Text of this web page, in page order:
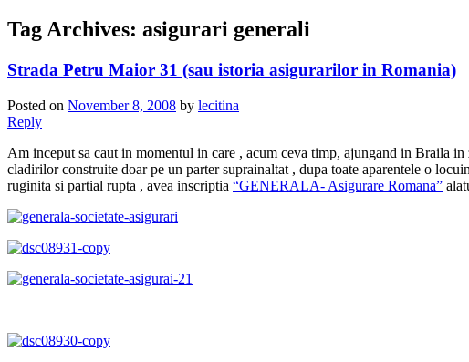
Tag Archives: asigurari generali
Strada Petru Maior 31 (sau istoria asigurarilor in Romania)
Posted on November 8, 2008 by lecitina
Reply
Am inceput sa caut in momentul in care , acum ceva timp, ajungand in Braila
cladirilor construite doar pe un parter suprainaltat , dupa toate aparentele o
ruginita si partial rupta , avea inscriptia “GENERALA- Asigurare Romana”